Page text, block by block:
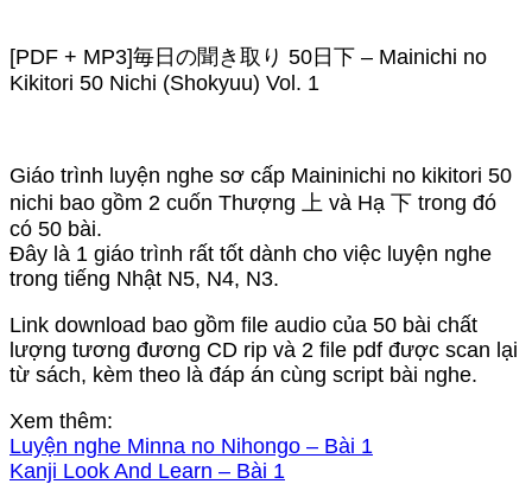
[PDF + MP3]毎日の聞き取り 50日下 – Mainichi no
Kikitori 50 Nichi (Shokyuu) Vol. 1
Giáo trình luyện nghe sơ cấp Maininichi no kikitori 50
nichi bao gồm 2 cuốn Thượng 上 và Hạ 下 trong đó
có 50 bài.
Đây là 1 giáo trình rất tốt dành cho việc luyện nghe
trong tiếng Nhật N5, N4, N3.
Link download bao gồm file audio của 50 bài chất
lượng tương đương CD rip và 2 file pdf được scan lại
từ sách, kèm theo là đáp án cùng script bài nghe.
Xem thêm:
Luyện nghe Minna no Nihongo – Bài 1
Kanji Look And Learn – Bài 1